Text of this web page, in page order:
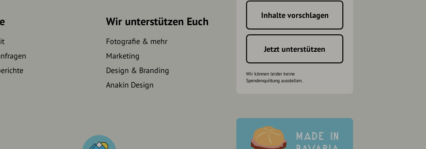
Wir unterstützen Euch
Fotografie & mehr
Marketing
Design & Branding
Anakin Design
Inhalte vorschlagen
Jetzt unterstützen
Wir können leider keine
Spendenquittung ausstellen.